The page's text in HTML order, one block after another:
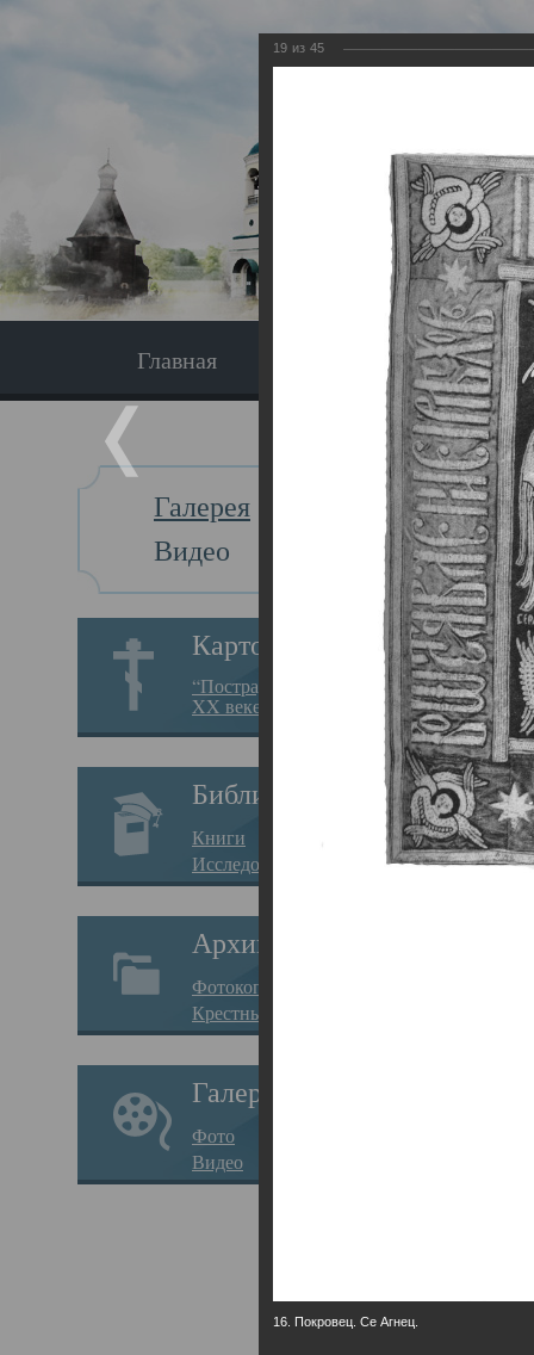
Главная Экскурсия
Галерея
Видео
Картотека
“Пострадавшие за веру в
XX веке на Севере”
Библиотека
Книги
Исследования
Архив
Фотокопии дел
Крестные ходы
Галерея
Фото
Видео
Главная
19 из 45
16. Покровец. Се Агнец.